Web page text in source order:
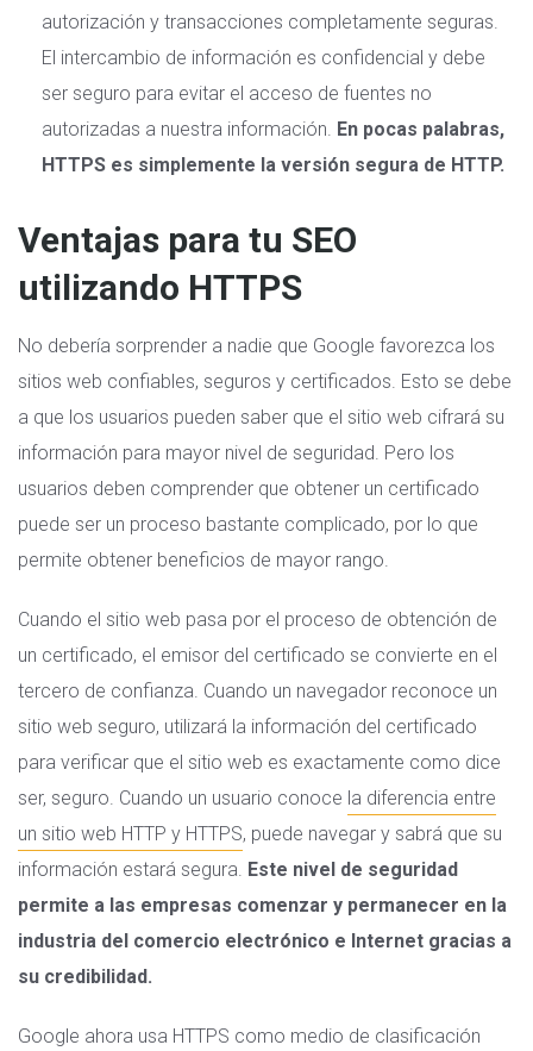
autorización y transacciones completamente seguras.
El intercambio de información es confidencial y debe
ser seguro para evitar el acceso de fuentes no
autorizadas a nuestra información. En pocas palabras,
HTTPS es simplemente la versión segura de HTTP.
Ventajas para tu SEO
utilizando HTTPS
No debería sorprender a nadie que Google favorezca los
sitios web confiables, seguros y certificados. Esto se debe
a que los usuarios pueden saber que el sitio web cifrará su
información para mayor nivel de seguridad. Pero los
usuarios deben comprender que obtener un certificado
puede ser un proceso bastante complicado, por lo que
permite obtener beneficios de mayor rango.
Cuando el sitio web pasa por el proceso de obtención de
un certificado, el emisor del certificado se convierte en el
tercero de confianza. Cuando un navegador reconoce un
sitio web seguro, utilizará la información del certificado
para verificar que el sitio web es exactamente como dice
ser, seguro. Cuando un usuario conoce la diferencia entre
un sitio web HTTP y HTTPS, puede navegar y sabrá que su
información estará segura. Este nivel de seguridad
permite a las empresas comenzar y permanecer en la
industria del comercio electrónico e Internet gracias a
su credibilidad.
Google ahora usa HTTPS como medio de clasificación